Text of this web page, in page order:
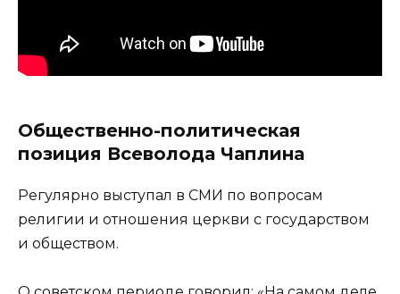
Общественно-политическая
позиция Всеволода Чаплина
Регулярно выступал в СМИ по вопросам
религии и отношения церкви с государством
и обществом.